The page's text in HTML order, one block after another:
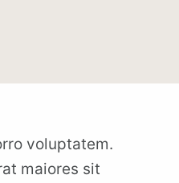
voluptatem.
maiores sit